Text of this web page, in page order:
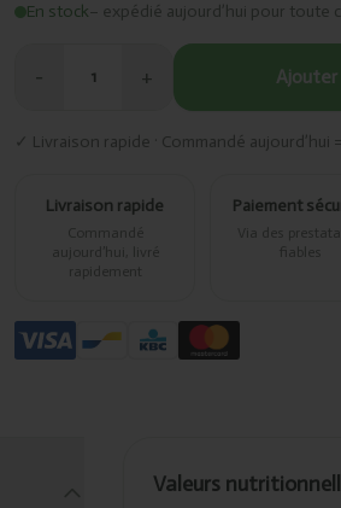
En stock– expédié aujourd’hui pour toute
− 1 + Ajouter
✓ Livraison rapide · Commandé aujourd’hui
Livraison rapide
Commandé
aujourd’hui, livré
rapidement
Paiement
Via des
fiables
Valeurs